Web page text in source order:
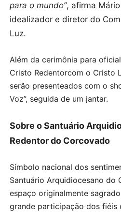
para o mundo”, afirma
idealizador e diretor do
Luz.
Além da cerimônia para
Cristo Redentorcom o Cristo
serão presenteados com o
Voz”, seguida de um jantar.
Sobre o Santuário
Redentor do Corcovado
Símbolo nacional dos
Santuário Arquidiocesano do
espaço originalmente
grande participação dos fiéis